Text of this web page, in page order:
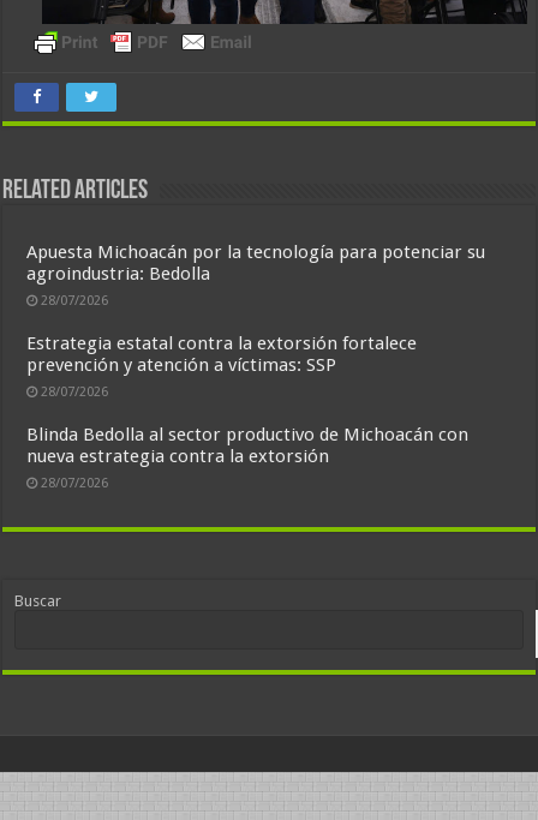
Related Articles
Apuesta Michoacán por la tecnología para potenciar su
agroindustria: Bedolla
28/07/2026
Estrategia estatal contra la extorsión fortalece
prevención y atención a víctimas: SSP
28/07/2026
Blinda Bedolla al sector productivo de Michoacán con
nueva estrategia contra la extorsión
28/07/2026
Buscar